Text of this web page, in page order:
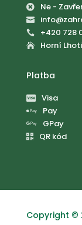
 Ne -

 +420 728
 Horní
Platba
 Visa
 Pay
 GPay
 QR kód
Copyright ©